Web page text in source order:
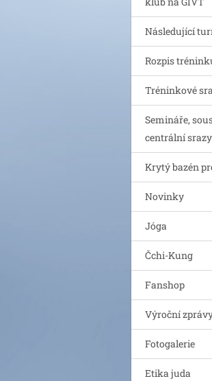
Následující
Rozpis
Tréninkové
Semináře,
centrální srazy
Krytý bazén
Novinky
Jóga
Čchi-Kung
Fanshop
Výroční
Fotogalerie
Etika juda